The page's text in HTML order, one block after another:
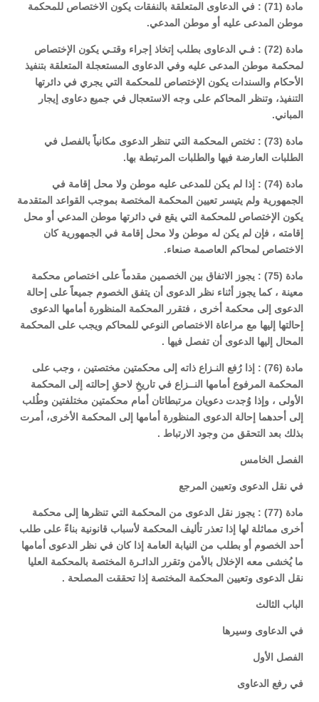
مادة (71) : في الدعاوى المتعلقة بالنفقات يكون الاختصاص للمحكمة
موطن المدعى عليه أو موطن المدعي.
مادة (72) : فـي الدعاوى بطلب إتخاذ إجراء وقتـي يكون الإختصاص
لمحكمة موطن المدعى عليه وفي الدعاوى المستعجلة المتعلقة بتنفيذ
الأحكام والسندات يكون الإختصاص للمحكمة التي يجري في دائرتها
التنفيذ، وتنظر المحاكم على وجه الاستعجال في جميع دعاوى إيجار
المباني.
مادة (73) : تختص المحكمة التي تنظر الدعوى مكانياً بالفصل في
الطلبات العارضة فيها والطلبات المرتبطة بها.
مادة (74) : إذا لم يكن للمدعى عليه موطن ولا محل إقامة في
الجمهورية ولم يتيسر تعيين المحكمة المختصة بموجب القواعد المتقدمة
يكون الإختصاص للمحكمة التي يقع في دائرتها موطن المدعي أو محل
إقامته ، فإن لم يكن له موطن ولا محل إقامة في الجمهورية كان
الاختصاص لمحاكم العاصمة صنعاء.
مادة (75) : يجوز الاتفاق بين الخصمين مقدماً على اختصاص محكمة
معينة ، كما يجوز أثناء نظر الدعوى أن يتفق الخصوم جميعاً على إحالة
الدعوى إلى محكمة أخرى ، فتقرر المحكمة المنظورة أمامها الدعوى
إحالتها إليها مع مراعاة الاختصاص النوعي للمحاكم ويجب على المحكمة
المحال إليها الدعوى أن تفصل فيها .
مادة (76) : إذا رُفع النـزاع ذاته إلى محكمتين مختصتين ، وجب على
المحكمة المرفوع أمامها النــزاع في تاريخِ لاحقِ إحالته إلى المحكمة
الأولى ، وإذا وُجدت دعويان مرتبطاتان أمام محكمتين مختلفتين وطُلب
إلى أحدهما إحالة الدعوى المنظورة أمامها إلى المحكمة الأخرى، أمرت
بذلك بعد التحقق من وجود الارتباط .
الفصل الخامس
في نقل الدعوى وتعيين المرجع
مادة (77) : يجوز نقل الدعوى من المحكمة التي تنظرها إلى محكمة
أخرى مماثلة لها إذا تعذر تأليف المحكمة لأسباب قانونية بناءً على طلب
أحد الخصوم أو بطلب من النيابة العامة إذا كان في نظر الدعوى أمامها
ما يُخشى معه الإخلال بالأمن وتقرر الدائـرة المختصة بالمحكمة العليا
نقل الدعوى وتعيين المحكمة المختصة إذا تحققت المصلحة .
الباب الثالث
في الدعاوى وسيرها
الفصل الأول
في رفع الدعاوى